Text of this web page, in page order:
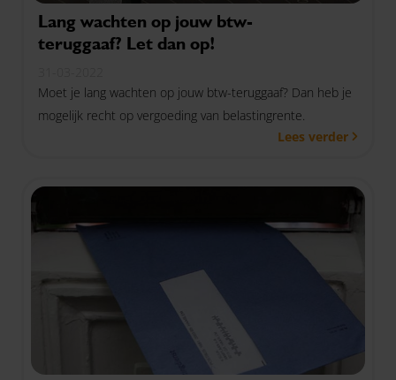
Lang wachten op jouw btw-
teruggaaf? Let dan op!
Moet je lang wachten op jouw btw-teruggaaf? Dan heb je
mogelijk recht op vergoeding van belastingrente.
Lees verder